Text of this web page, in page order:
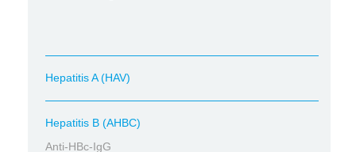
Hepatitis A (HAV)
Hepatitis B (AHBC)
Anti-HBc-IgG